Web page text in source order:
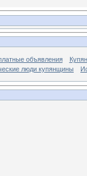
объявления
люди купянщины